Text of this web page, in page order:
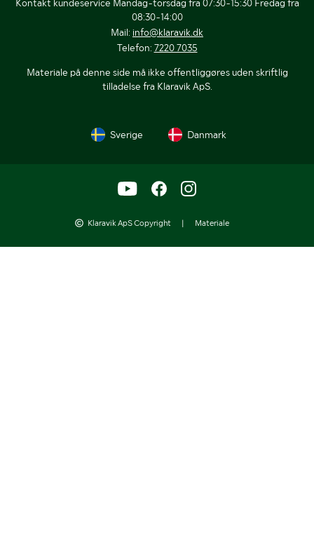
Kontakt kundeservice Mandag-torsdag fra 07:30-15:30 Fredag fra
08:30-14:00
Mail: info@klaravik.dk
Telefon: 7220 7035
Materiale på denne side må ikke offentliggøres uden skriftlig
tilladelse fra Klaravik ApS.
Sverige Danmark
Klaravik ApS Copyright | Materiale